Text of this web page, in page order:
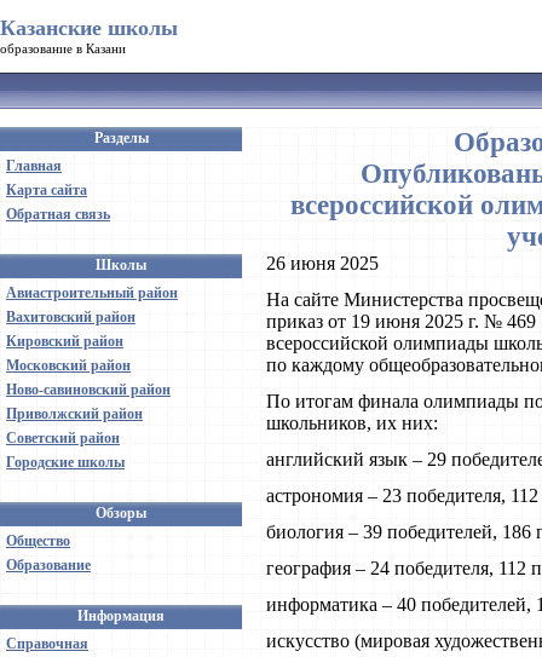
Казанские школы
образование в Казани
Разделы
Главная
Карта сайта
Обратная связь
Школы
Авиастроительный район
Вахитовский район
Кировский район
Московский район
Ново-савиновский район
Приволжский район
Советский район
Городские школы
Обзоры
Общество
Образование
Информация
Справочная
всероссийской
26 июня 2025
На сайте Министерства
приказ от 19 июня 2025 г. № 469
всероссийской олимпиады
по каждому
По итогам финала олимпиады
школьников, их них:
английский язык – 29
астрономия – 23 победителя,
биология – 39 победителей, 186
география – 24 победителя, 112
информатика – 40 победителей,
искусство (мировая